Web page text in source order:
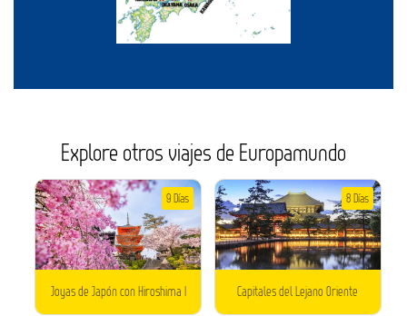
Explore otros viajes de Europamundo
Joyas de Japón con Hiroshima I
9 Días
Capitales del Lejano Oriente
8 Días